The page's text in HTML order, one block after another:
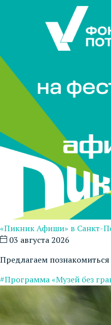
«Пикник Афиши» в Санкт-
03 августа 2026
Предлагаем
#Программа «Музей без